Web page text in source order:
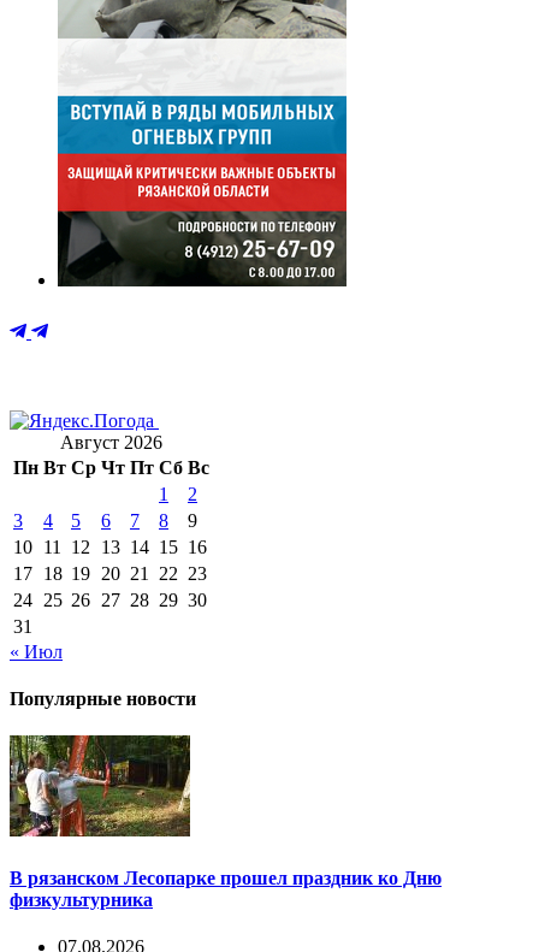
Август 2026
Пн Вт Ср Чт Пт Сб Вс
1
2
3
4 5 6 7 8
9
10 11 12 13 14 15 16
17 18 19 20 21 22 23
24 25 26 27 28 29 30
31
« Июл
Популярные новости
В рязанском Лесопарке прошел праздник ко Дню
физкультурника
07.08.2026